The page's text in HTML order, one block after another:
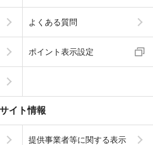
よくある質問
ポイント表示設定
サイト情報
提供事業者等に関する表示